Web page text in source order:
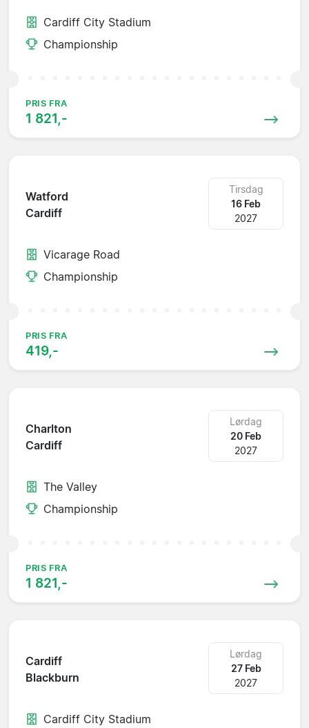
Cardiff City Stadium
Championship
PRIS FRA
1 821,-
Watford
Cardiff
Tirsdag
16 Feb
2027
Vicarage Road
Championship
PRIS FRA
419,-
Charlton
Cardiff
Lørdag
20 Feb
2027
The Valley
Championship
PRIS FRA
1 821,-
Cardiff
Blackburn
Lørdag
27 Feb
2027
Cardiff City Stadium